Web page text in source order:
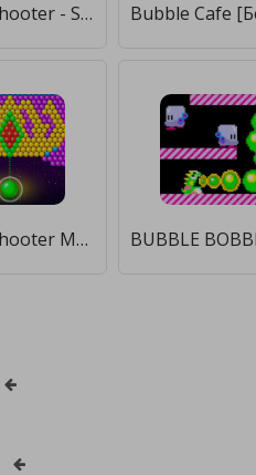
Bubble Shooter - Snoopy POP! [Бесплатные покупки]
Bubble Shooter Magic Forest [Бесплатные покупки]